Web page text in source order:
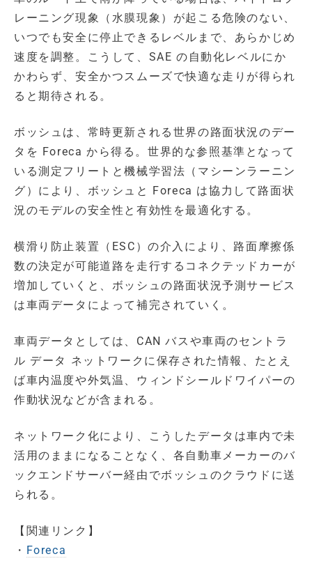
レーニング現象（水膜現象）が起こる危険のない、
いつでも安全に停止できるレベルまで、あらかじめ
速度を調整。こうして、SAE の自動化レベルにか
かわらず、安全かつスムーズで快適な走りが得られ
ると期待される。
ボッシュは、常時更新される世界の路面状況のデー
タを Foreca から得る。世界的な参照基準となって
いる測定フリートと機械学習法（マシーンラーニン
グ）により、ボッシュと Foreca は協力して路面状
況のモデルの安全性と有効性を最適化する。
横滑り防止装置（ESC）の介入により、路面摩擦係
数の決定が可能道路を走行するコネクテッドカーが
増加していくと、ボッシュの路面状況予測サービス
は車両データによって補完されていく。
車両データとしては、CAN バスや車両のセントラ
ル データ ネットワークに保存された情報、たとえ
ば車内温度や外気温、ウィンドシールドワイパーの
作動状況などが含まれる。
ネットワーク化により、こうしたデータは車内で未
活用のままになることなく、各自動車メーカーのバ
ックエンドサーバー経由でボッシュのクラウドに送
られる。
【関連リンク】
・ Foreca